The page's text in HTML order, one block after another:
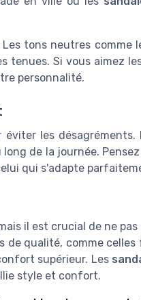
tons neutres comme
tenues. Si vous aimez
personnalité.
les
de la journée.
qui s'adapte
il est crucial de ne
de qualité, comme celles
supérieur. Les
style et confort.